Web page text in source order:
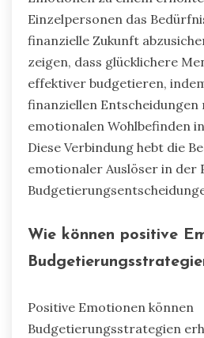
Einzelpersonen das
finanzielle Zukunft
zeigen, dass glücklichere
effektiver budgetieren,
finanziellen Entscheidungen
emotionalen Wohlbefinden
Diese Verbindung hebt die
emotionaler Auslöser in der
Wie können positive
Positive Emotionen können
Budgetierungsstrategien